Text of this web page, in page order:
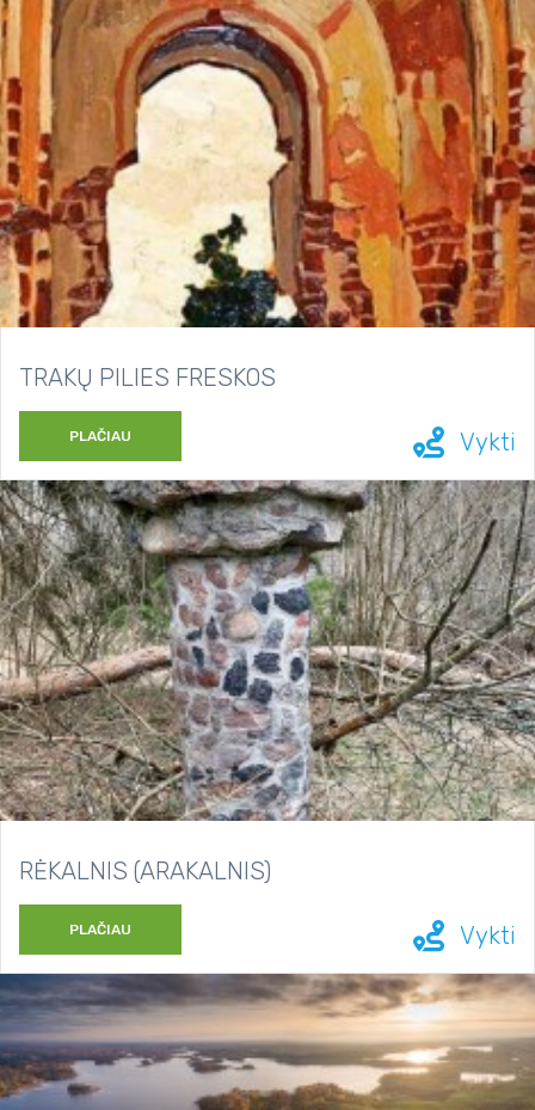
TRAKŲ PILIES FRESKOS
PLAČIAU Vykti
RĖKALNIS (ARAKALNIS)
PLAČIAU Vykti